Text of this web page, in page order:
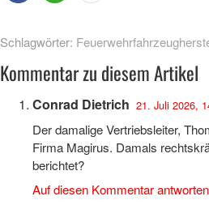
Schlagwörter:
Kommentar zu diesem Artikel
Conrad Dietrich 21. Juli 2026,
Der damalige Vertriebsleiter,
Firma Magirus. Damals
berichtet?
Auf diesen Kommentar antworten